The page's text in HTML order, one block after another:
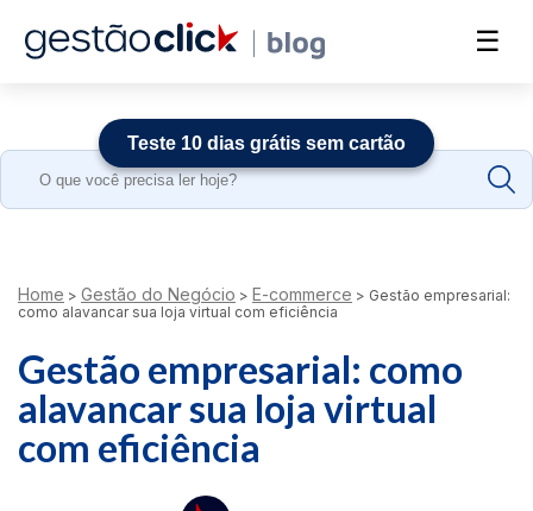
☰
Search
Home > Gestão do Negócio > E-commerce > Gestão empresarial:
como alavancar sua loja virtual com eficiência
Gestão empresarial: como
alavancar sua loja virtual
com eficiência
Teste 10 dias grátis sem cartão